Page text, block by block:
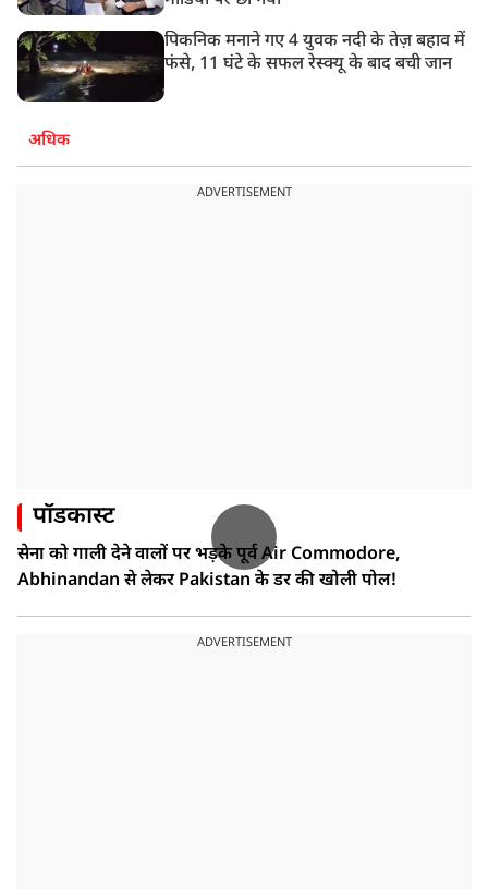
पिकनिक मनाने गए 4 युवक नदी के तेज़ बहाव में
फंसे, 11 घंटे के सफल रेस्क्यू के बाद बची जान
अधिक
ADVERTISEMENT
पॉडकास्ट
सेना को गाली देने वालों पर भड़के पूर्व Air Commodore,
Abhinandan से लेकर Pakistan के डर की खोली पोल!
ADVERTISEMENT